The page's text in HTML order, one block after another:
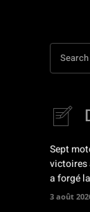
Search
Sept
victoires
a forgé
3 août